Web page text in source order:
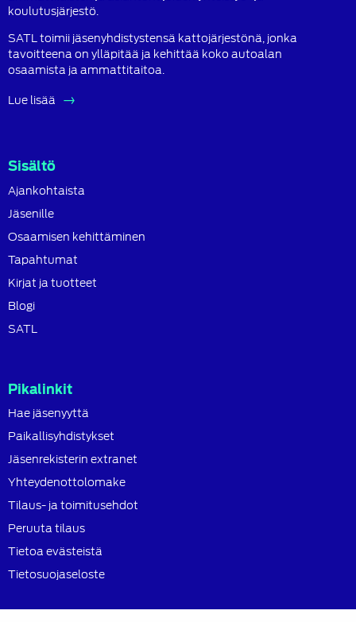
koulutusjärjestö.
SATL toimii jäsenyhdistystensä kattojärjestönä, jonka
tavoitteena on ylläpitää ja kehittää koko autoalan
osaamista ja ammattitaitoa.
Lue lisää
Sisältö
Ajankohtaista
Jäsenille
Osaamisen kehittäminen
Tapahtumat
Kirjat ja tuotteet
Blogi
SATL
Pikalinkit
Hae jäsenyyttä
Paikallisyhdistykset
Jäsenrekisterin extranet
Yhteydenottolomake
Tilaus- ja toimitusehdot
Peruuta tilaus
Tietoa evästeistä
Tietosuojaseloste